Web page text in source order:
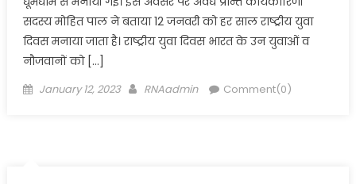
सदस्य मोहित पाल ने बताया 12 जनवरी को हर साल राष्ट्रीय युवा
दिवस मनाया जाता है। राष्ट्रीय युवा दिवस भारत के उन युवाओं व
नौजवानों को […]
Posted
January 12, 2023 Author
RNAadmin Comment(0)